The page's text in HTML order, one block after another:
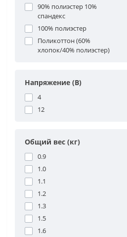
90% полиэстер 10%
спандекс
100% полиэстер
Поликоттон (60%
хлопок/40% полиэстер)
Напряжение (В)
4
12
Общий вес (кг)
0.9
1.0
1.1
1.2
1.3
1.5
1.6